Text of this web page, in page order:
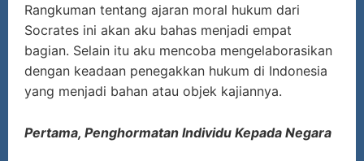
Rangkuman tentang ajaran moral hukum dari
Socrates ini akan aku bahas menjadi empat
bagian. Selain itu aku mencoba mengelaborasikan
dengan keadaan penegakkan hukum di Indonesia
yang menjadi bahan atau objek kajiannya.
Pertama, Penghormatan Individu Kepada Negara